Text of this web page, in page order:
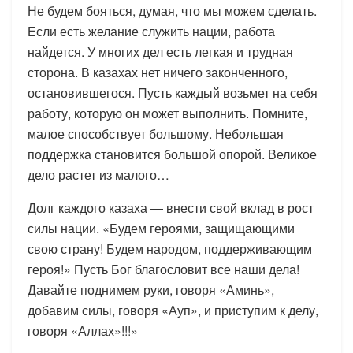
Не будем бояться, думая, что мы можем сделать.
Если есть желание служить нации, работа
найдется. У многих дел есть легкая и трудная
сторона. В казахах нет ничего законченного,
остановившегося. Пусть каждый возьмет на себя
работу, которую он может выполнить. Помните,
малое способствует большому. Небольшая
поддержка становится большой опорой. Великое
дело растет из малого…
Долг каждого казаха — внести свой вклад в рост
силы нации. «Будем героями, защищающими
свою страну! Будем народом, поддерживающим
героя!» Пусть Бог благословит все наши дела!
Давайте поднимем руки, говоря «Аминь»,
добавим силы, говоря «Ауп», и приступим к делу,
говоря «Аллах»!!!»